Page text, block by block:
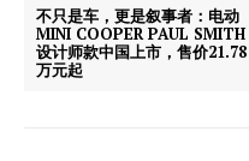
不只是车，更是叙事者：电动
MINI COOPER PAUL SMITH
设计师款中国上市，售价21.78
万元起